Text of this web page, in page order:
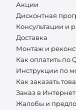
Акции
Дисконтная
Консультации и
Доставка
Монтаж и
Как оплатить по
Инструкции по
Как заказать
Заказ в
Жалобы и